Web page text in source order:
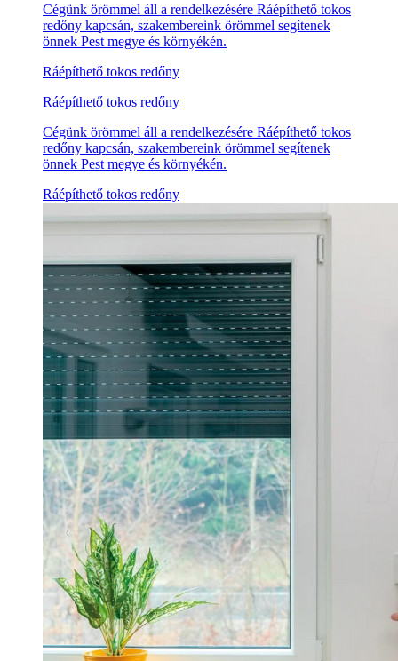
Cégünk örömmel áll a rendelkezésére Ráépíthető tokos
redőny kapcsán, szakembereink örömmel segítenek
önnek Pest megye és környékén.
Ráépíthető tokos redőny
Ráépíthető tokos redőny
Cégünk örömmel áll a rendelkezésére Ráépíthető tokos
redőny kapcsán, szakembereink örömmel segítenek
önnek Pest megye és környékén.
Ráépíthető tokos redőny